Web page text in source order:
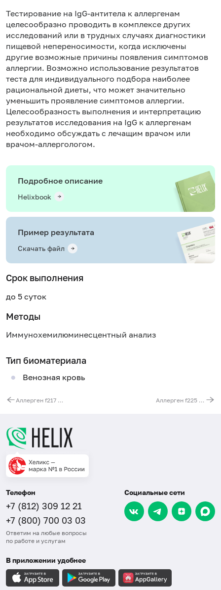
Тестирование на IgG-антитела к аллергенам
целесообразно проводить в комплексе других
исследований или в трудных случаях диагностики
пищевой непереносимости, когда исключены
другие возможные причины появления симптомов
аллергии. Возможно использование результатов
теста для индивидуального подбора наиболее
рациональной диеты, что может значительно
уменьшить проявление симптомов аллергии.
Целесообразность выполнения и интерпретацию
результатов исследования на IgG к аллергенам
необходимо обсуждать с лечащим врачом или
врачом-аллергологом.
Подробное описание
Helixbook
Пример результата
Скачать файл
Срок выполнения
до 5 суток
Методы
Иммунохемилюминесцентный анализ
Тип биоматериала
Венозная кровь
Аллерген f217 - капуста брюссельская, IgG Аллерген f225 - тыква, IgG
Телефон
+7 (812) 309 12 21
+7 (800) 700 03 03
Ответим на любые вопросы
по работе и услугам
Социальные сети
В приложении удобнее